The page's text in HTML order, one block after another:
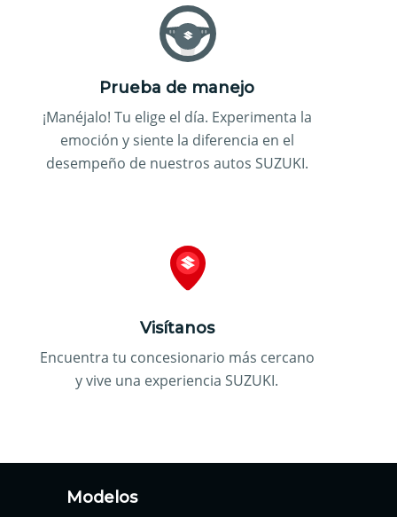
Prueba de manejo
¡Manéjalo! Tu elige el día. Experimenta la
emoción y siente la diferencia en el
desempeño de nuestros autos SUZUKI.
Visítanos
Encuentra tu concesionario más cercano
y vive una experiencia SUZUKI.
Modelos